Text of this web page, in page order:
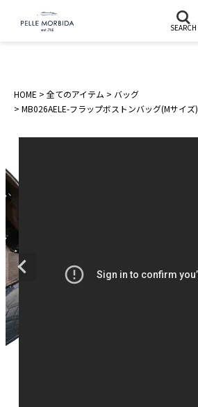
SEARCH
HOME 全てのアイテム
バッグ
MB026AELE-フラップボストンバッグ(Mサイズ)